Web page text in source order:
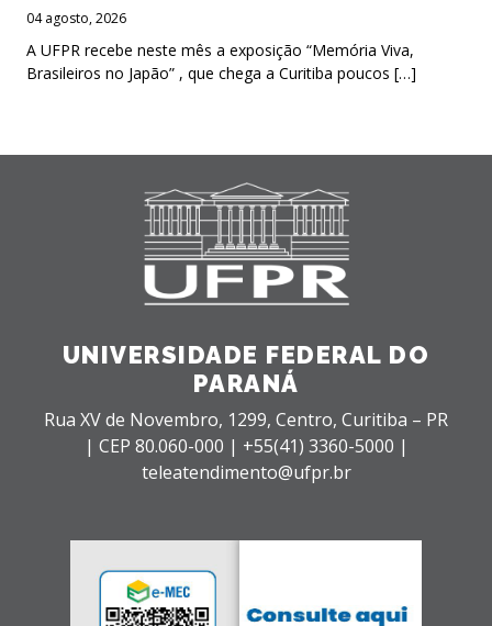
04 agosto, 2026
A UFPR recebe neste mês a exposição “Memória Viva,
Brasileiros no Japão” , que chega a Curitiba poucos […]
UNIVERSIDADE FEDERAL DO
PARANÁ
Rua XV de Novembro, 1299, Centro, Curitiba – PR
| CEP 80.060-000 | +55(41) 3360-5000 |
teleatendimento@ufpr.br